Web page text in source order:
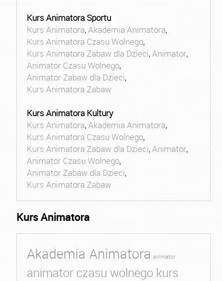
Kurs Animatora Sportu
Kurs Animatora,Akademia Animatora,
Kurs Animatora Czasu Wolnego,
Kurs Animatora Zabaw dla Dzieci,Animator,
Animator Czasu Wolnego,
Animator Zabaw dla Dzieci,
Kurs Animatora Zabaw
Kurs Animatora Kultury
Kurs Animatora,Akademia Animatora,
Kurs Animatora Czasu Wolnego,
Kurs Animatora Zabaw dla Dzieci,Animator,
Animator Czasu Wolnego,
Animator Zabaw dla Dzieci,
Kurs Animatora Zabaw
Kurs Animatora
Akademia Animatora animator
animator czasu wolnego kurs